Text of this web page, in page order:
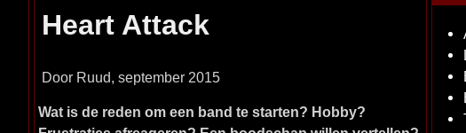
Heart Attack
Door Ruud, september 2015
Wat is de reden om een band te starten? Hobby?